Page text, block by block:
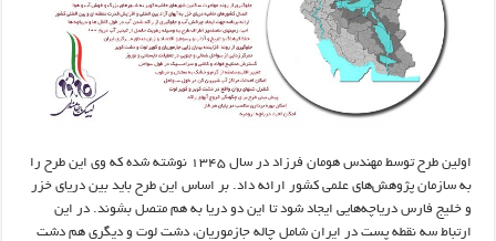
اولین طرح توسط مهندس هومان فرزاد در سال ۱۳۴۵ نوشته شده که وی این طرح را
به سازمان پژوهش‌های علمی کشور ارائه داد. بر اساس این طرح باید بین دریای خزر
و خلیج فارس دریاچه‌هایی ایجاد شود تا این دو دریا به هم متصل بشوند. در این
ارتباط سه نقطه پست در ایران شامل چاله جازموریان، دشت لوت و دیگری هم دشت